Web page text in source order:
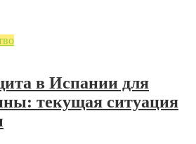
в Испании для
текущая ситуация